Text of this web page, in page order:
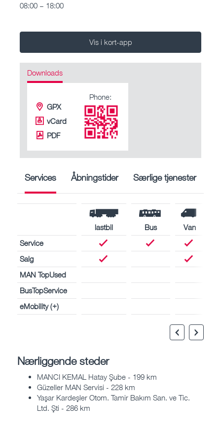
08:00 – 18:00
Vis i kort-app
Downloads
GPX
vCard
PDF
Phone:
Services Åbningstider Særlige tjenester
lastbil Bus
Van
Service
Salg
MAN TopUsed
BusTopService
eMobility (+)
Nærliggende steder
MANCI KEMAL Hatay Şube - 199 km
Güzeller MAN Servisi - 228 km
Yaşar Kardeşler Otom. Tamir Bakım San. ve Tic.
Ltd. Şti - 286 km